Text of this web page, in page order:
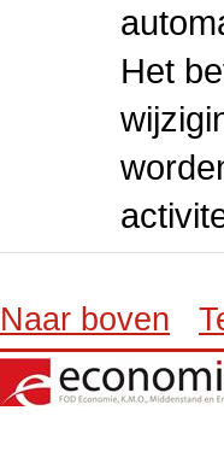
Het
Naar boven